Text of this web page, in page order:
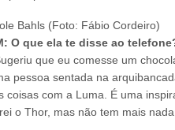
O que ela te disse ao
que eu comesse um
pessoa sentada na
coisas com a Luma. É uma
o Thor, mas não tem mais nada